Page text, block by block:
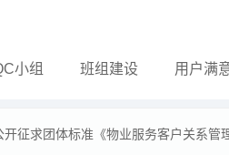
小组 班组建设 用户满
开征求团体标准《物业服务客户关系管